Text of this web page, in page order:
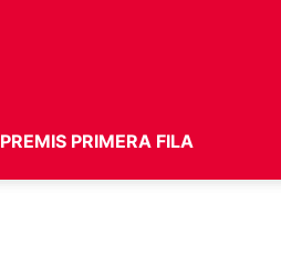
PREMIS PRIMERA FILA